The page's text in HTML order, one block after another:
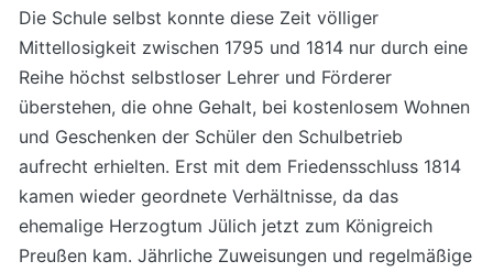
Die Schule selbst konnte diese Zeit völliger
Mittellosigkeit zwischen 1795 und 1814 nur durch eine
Reihe höchst selbstloser Lehrer und Förderer
überstehen, die ohne Gehalt, bei kostenlosem Wohnen
und Geschenken der Schüler den Schulbetrieb
aufrecht erhielten. Erst mit dem Friedensschluss 1814
kamen wieder geordnete Verhältnisse, da das
ehemalige Herzogtum Jülich jetzt zum Königreich
Preußen kam. Jährliche Zuweisungen und regelmäßige